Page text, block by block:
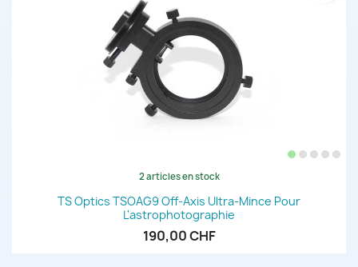
2 articles en stock
TS Optics TSOAG9 Off-Axis Ultra-Mince Pour
L'astrophotographie
190,00 CHF